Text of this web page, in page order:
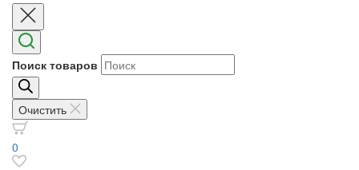
Поиск товаров
Очистить
0